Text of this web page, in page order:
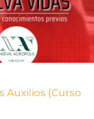
Auxilios (Curso